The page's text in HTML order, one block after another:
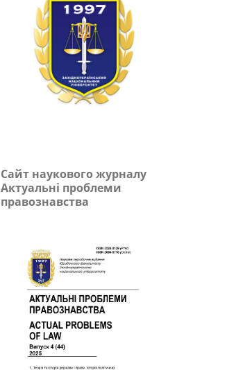
Сайт наукового журналу
Актуальні проблеми
правознавства